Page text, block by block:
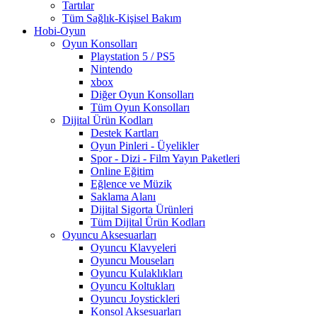
Tartılar
Tüm Sağlık-Kişisel Bakım
Hobi-Oyun
Oyun Konsolları
Playstation 5 / PS5
Nintendo
xbox
Diğer Oyun Konsolları
Tüm Oyun Konsolları
Dijital Ürün Kodları
Destek Kartları
Oyun Pinleri - Üyelikler
Spor - Dizi - Film Yayın Paketleri
Online Eğitim
Eğlence ve Müzik
Saklama Alanı
Dijital Sigorta Ürünleri
Tüm Dijital Ürün Kodları
Oyuncu Aksesuarları
Oyuncu Klavyeleri
Oyuncu Mouseları
Oyuncu Kulaklıkları
Oyuncu Koltukları
Oyuncu Joystickleri
Konsol Aksesuarları